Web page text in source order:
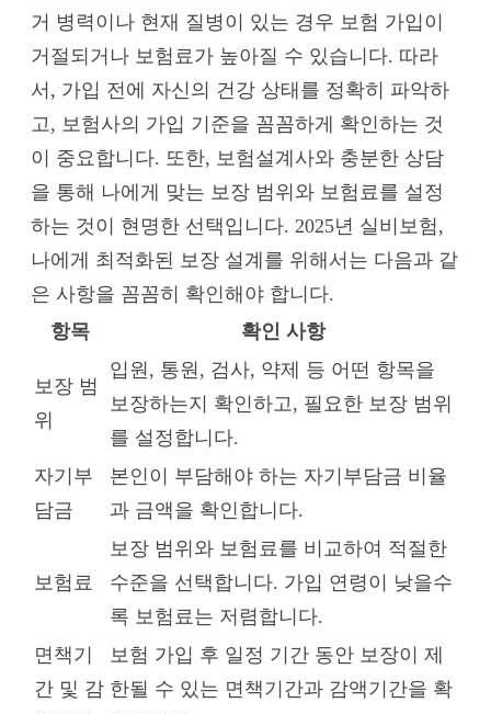
거 병력이나 현재 질병이 있는 경우 보험 가입이
거절되거나 보험료가 높아질 수 있습니다. 따라
서, 가입 전에 자신의 건강 상태를 정확히 파악하
고, 보험사의 가입 기준을 꼼꼼하게 확인하는 것
이 중요합니다. 또한, 보험설계사와 충분한 상담
을 통해 나에게 맞는 보장 범위와 보험료를 설정
하는 것이 현명한 선택입니다. 2025년 실비보험,
나에게 최적화된 보장 설계를 위해서는 다음과 같
은 사항을 꼼꼼히 확인해야 합니다.
항목
확인 사항
보장 범
위
입원, 통원, 검사, 약제 등 어떤 항목을
보장하는지 확인하고, 필요한 보장 범위
를 설정합니다.
자기부
담금
본인이 부담해야 하는 자기부담금 비율
과 금액을 확인합니다.
보험료
보장 범위와 보험료를 비교하여 적절한
수준을 선택합니다. 가입 연령이 낮을수
록 보험료는 저렴합니다.
면책기
간 및 감
보험 가입 후 일정 기간 동안 보장이 제
한될 수 있는 면책기간과 감액기간을 확